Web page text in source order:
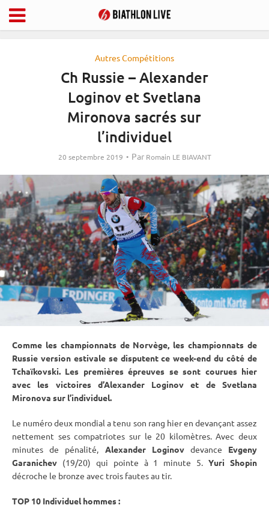
Autres Compétitions
Ch Russie – Alexander
Loginov et Svetlana
Mironova sacrés sur
l’individuel
20 septembre 2019 Par Romain LE BIAVANT
Comme les championnats de Norvège, les championnats de
Russie version estivale se disputent ce week-end du côté de
Tchaïkovski. Les premières épreuves se sont courues hier
avec les victoires d’Alexander Loginov et de Svetlana
Mironova sur l’individuel.
Le numéro deux mondial a tenu son rang hier en devançant assez
nettement ses compatriotes sur le 20 kilomètres. Avec deux
minutes de pénalité, Alexander Loginovdevance Evgeny
Garanichev (19/20) qui pointe à 1 minute 5.Yuri Shopin
décroche le bronze avec trois fautes au tir.
TOP 10 Individuelhommes :